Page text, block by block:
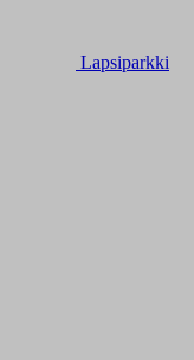
Lapsiparkki